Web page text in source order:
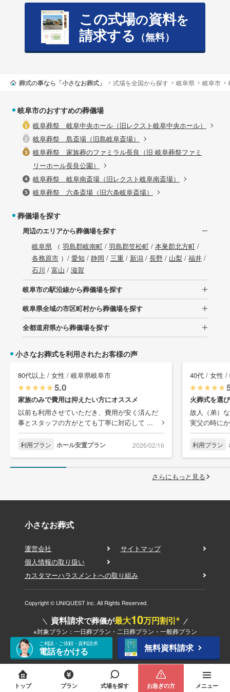
この式場の資料を
請求する （無料）
葬式の事なら「小さなお葬式」 式場を全国から探す 岐阜県 岐阜市
岐阜市のおすすめの葬儀場
岐阜葬祭 岐阜中央ホール（旧レクスト岐阜中央ホール）
岐阜葬祭 島斎場（旧島岐阜斎場）
岐阜葬祭 家族葬のファミラル長良（旧 岐阜葬祭ファミ
リーホール長良公園）
岐阜葬祭 岐阜南斎場（旧レクスト岐阜南斎場）
岐阜葬祭 六条斎場（旧六条岐阜斎場）
葬儀場を探す
周辺のエリアから葬儀場を探す
岐阜県（ 羽島郡岐南町/ 羽島郡笠松町/ 本巣郡北方町/
各務原市）/ 愛知 / 静岡 / 三重/ 新潟/ 長野/ 山梨 / 福井/
石川 / 富山 / 滋賀
岐阜市の駅沿線から葬儀場を探す
岐阜県全域の市区町村から葬儀場を探す
全都道府県から葬儀場を探す
小さなお葬式を利用されたお客様の声
80代以上 / 女性 / 岐阜県岐阜市
5.0
家族のみで費用は抑えたい方にオススメ
以前も利用させていただき、費用が安く済んだ
事とスタッフの方がとても丁寧に対応して ...
利用プラン ホール安置プラン 2026/02/16
40代 / 女性 /
火葬式を選
故人（弟）
実父の時に
利用プラン
さらにもっと見る
小さなお葬式
運営会社
サイトマップ
個人情報の取り扱い
カスタマーハラスメントへの取り組み
Copyright © UNIQUEST inc. All Rights Reserved.
資料請求で葬儀が最大10万円割引※
※対象プラン：一日葬プラン・二日葬プラン・一般葬プラン
ご相談・ご依頼・資料請求
電話をかける 無料資料請求
トップ プラン 式場を探す お急ぎの方 メニュー